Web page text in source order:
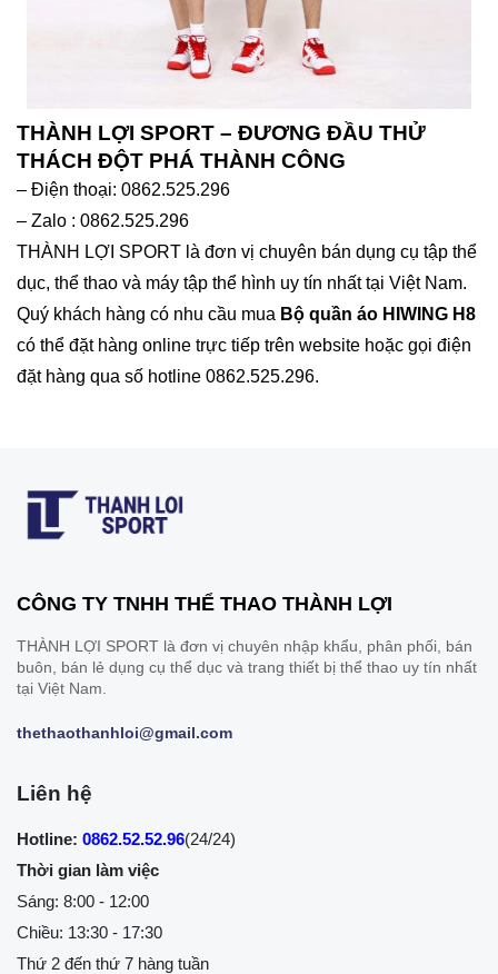
THÀNH LỢI SPORT – ĐƯƠNG ĐẦU THỬ
THÁCH ĐỘT PHÁ THÀNH CÔNG
– Điện thoại: 0862.525.296
– Zalo : 0862.525.296
THÀNH LỢI SPORT là đơn vị chuyên bán dụng cụ tập thể
dục, thể thao và máy tập thể hình uy tín nhất tại Việt Nam.
Quý khách hàng có nhu cầu mua Bộ quần áo HIWING H8
có thể đặt hàng online trực tiếp trên website hoặc gọi điện
đặt hàng qua số hotline 0862.525.296.
CÔNG TY TNHH THỂ THAO THÀNH LỢI
THÀNH LỢI SPORT là đơn vị chuyên nhập khẩu, phân phối, bán
buôn, bán lẻ dụng cụ thể dục và trang thiết bị thể thao uy tín nhất
tại Việt Nam.
thethaothanhloi@gmail.com
Liên hệ
Hotline: 0862.52.52.96(24/24)
Thời gian làm việc
Sáng: 8:00 - 12:00
Chiều: 13:30 - 17:30
Thứ 2 đến thứ 7 hàng tuần